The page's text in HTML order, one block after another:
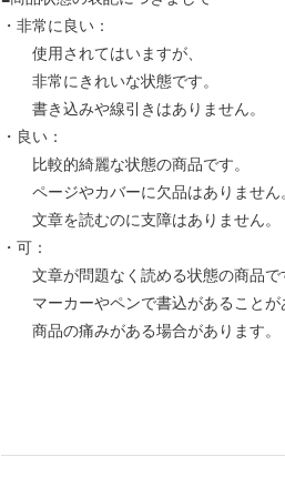
・非常に良い：
使用されてはいますが、
非常にきれいな状態です。
書き込みや線引きはありません。
・良い：
比較的綺麗な状態の商品です。
ページやカバーに欠品はありません
文章を読むのに支障はありません。
・可：
文章が問題なく読める状態の商品で
マーカーやペンで書込があることが
商品の痛みがある場合があります。